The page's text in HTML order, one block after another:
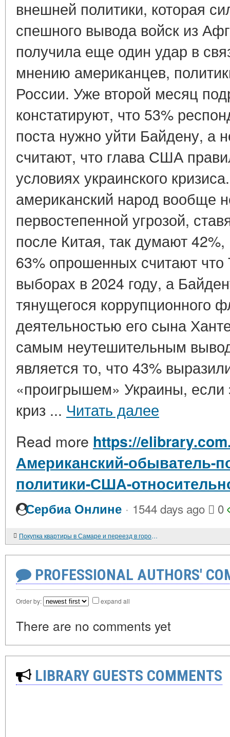
внешней политики, которая
спешного вывода войск из
получила еще один удар в
мнению американцев,
России. Уже второй месяц
констатируют, что 53%
поста нужно уйти Байдену, а
считают, что глава США
условиях украинского
американский народ вообще
первостепенной угрозой,
после Китая, так думают
63% опрошенных считают что
выборах в 2024 году, а
тянущегося коррупционного
деятельностью его сына
самым неутешительным
является то, что 43%
«проигрышем» Украины, если
криз ... Читать далее
Read more https://
Американский-обыватель-
политики-США-
Сербиа Онлине · 1544 days ago 0
Покупка квартиры в Самаре и переезд в город из области: плюсы и минусы (личный опыт)
PROFESSIONAL AUTHORS'
Order by: expand all
There are no comments yet
LIBRARY GUESTS COMMENTS